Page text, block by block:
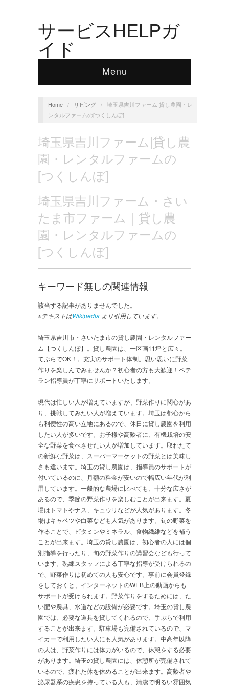
サービスHELPガ
イド
Menu
Home / リビング / 埼玉県吉川ファーム|貸し農園・レ
ンタルファームの[つくしんぼ]
埼玉県吉川ファーム|貸し農
園・レンタルファームの
[つくしんぼ]
埼玉県吉川ファーム・さい
たま市ファーム｜貸し農
園・レンタルファームの
[つくしんぼ]
キーワード無しの関連情報
該当する記事がありませんでした。
※テキストはWikipedia より引用しています。
埼玉県吉川市・さいたま市の貸し農園・レンタルファー
ム【つくしんぼ】。貸し農園は、一区画11坪と広々。
てぶらでOK！。充実のサポート体制。思い思いに野菜
作りを楽しんでみませんか？初心者の方も大歓迎！ベテ
ラン指導員が丁寧にサポートいたします。
現代は忙しい人が増えていますが、野菜作りに関心があ
り、挑戦してみたい人が増えています。埼玉は都心から
も利便性の高い立地にあるので、休日に貸し農園を利用
したい人が多いです。お子様や高齢者に、有機栽培の安
全な野菜を食べさせたい人が増加しています。取れたて
の新鮮な野菜は、スーパーマーケットの野菜とは美味し
さも違います。埼玉の貸し農園は、指導員のサポートが
付いているのに、月額の料金が安いので幅広い年代が利
用しています。一般的な農場に比べても、十分な広さが
あるので、季節の野菜作りを楽しむことが出来ます。夏
場はトマトやナス、キュウリなどが人気があります。冬
場はキャベツや白菜なども人気があります。旬の野菜を
作ることで、ビタミンやミネラル、食物繊維などを補う
ことが出来ます。埼玉の貸し農園は、初心者の人には個
別指導を行ったり、旬の野菜作りの講習会なども行って
います。熟練スタッフによる丁寧な指導が受けられるの
で、野菜作りは初めての人も安心です。事前に会員登録
をしておくと、インターネットのWEB上の動画からも
サポートが受けられます。野菜作りをするためには、た
い肥や農具、水道などの設備が必要です。埼玉の貸し農
園では、必要な道具を貸してくれるので、手ぶらで利用
することが出来ます。駐車場も完備されているので、マ
イカーで利用したい人にも人気があります。中高年以降
の人は、野菜作りには体力がいるので、休憩をする必要
があります。埼玉の貸し農園には、休憩所が完備されて
いるので、疲れた体を休めることが出来ます。高齢者や
泌尿器系の疾患を持っている人も、清潔で明るい雰囲気